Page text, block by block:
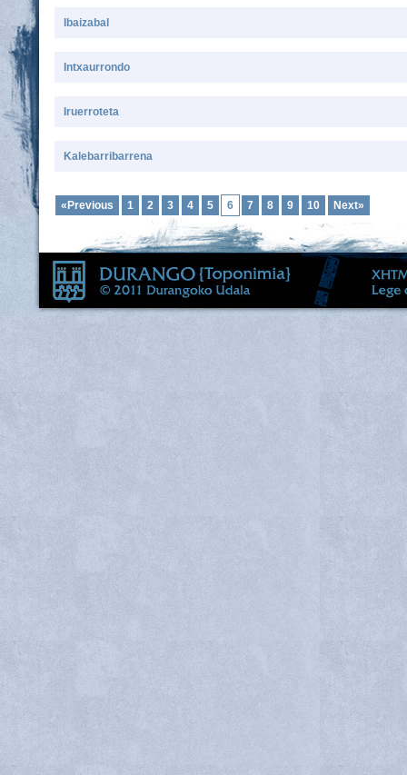
Ibaizabal
Intxaurrondo
Iruerroteta
Kalebarribarrena
«Previous 1 2 3 4 5 6 7 8 9 10 Next»